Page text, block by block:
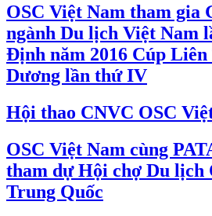
OSC Việt Nam tham gia
ngành Du lịch Việt Nam
Định năm 2016 Cúp
Dương lần thứ IV
Hội thao CNVC OSC
OSC Việt Nam cùng
tham dự Hội chợ Du lịch
Trung Quốc